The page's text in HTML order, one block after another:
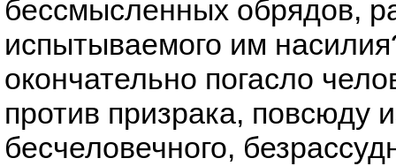
бессмысленных обрядов,
испытываемого им
окончательно погасло
против призрака, повсюду
бесчеловечного,